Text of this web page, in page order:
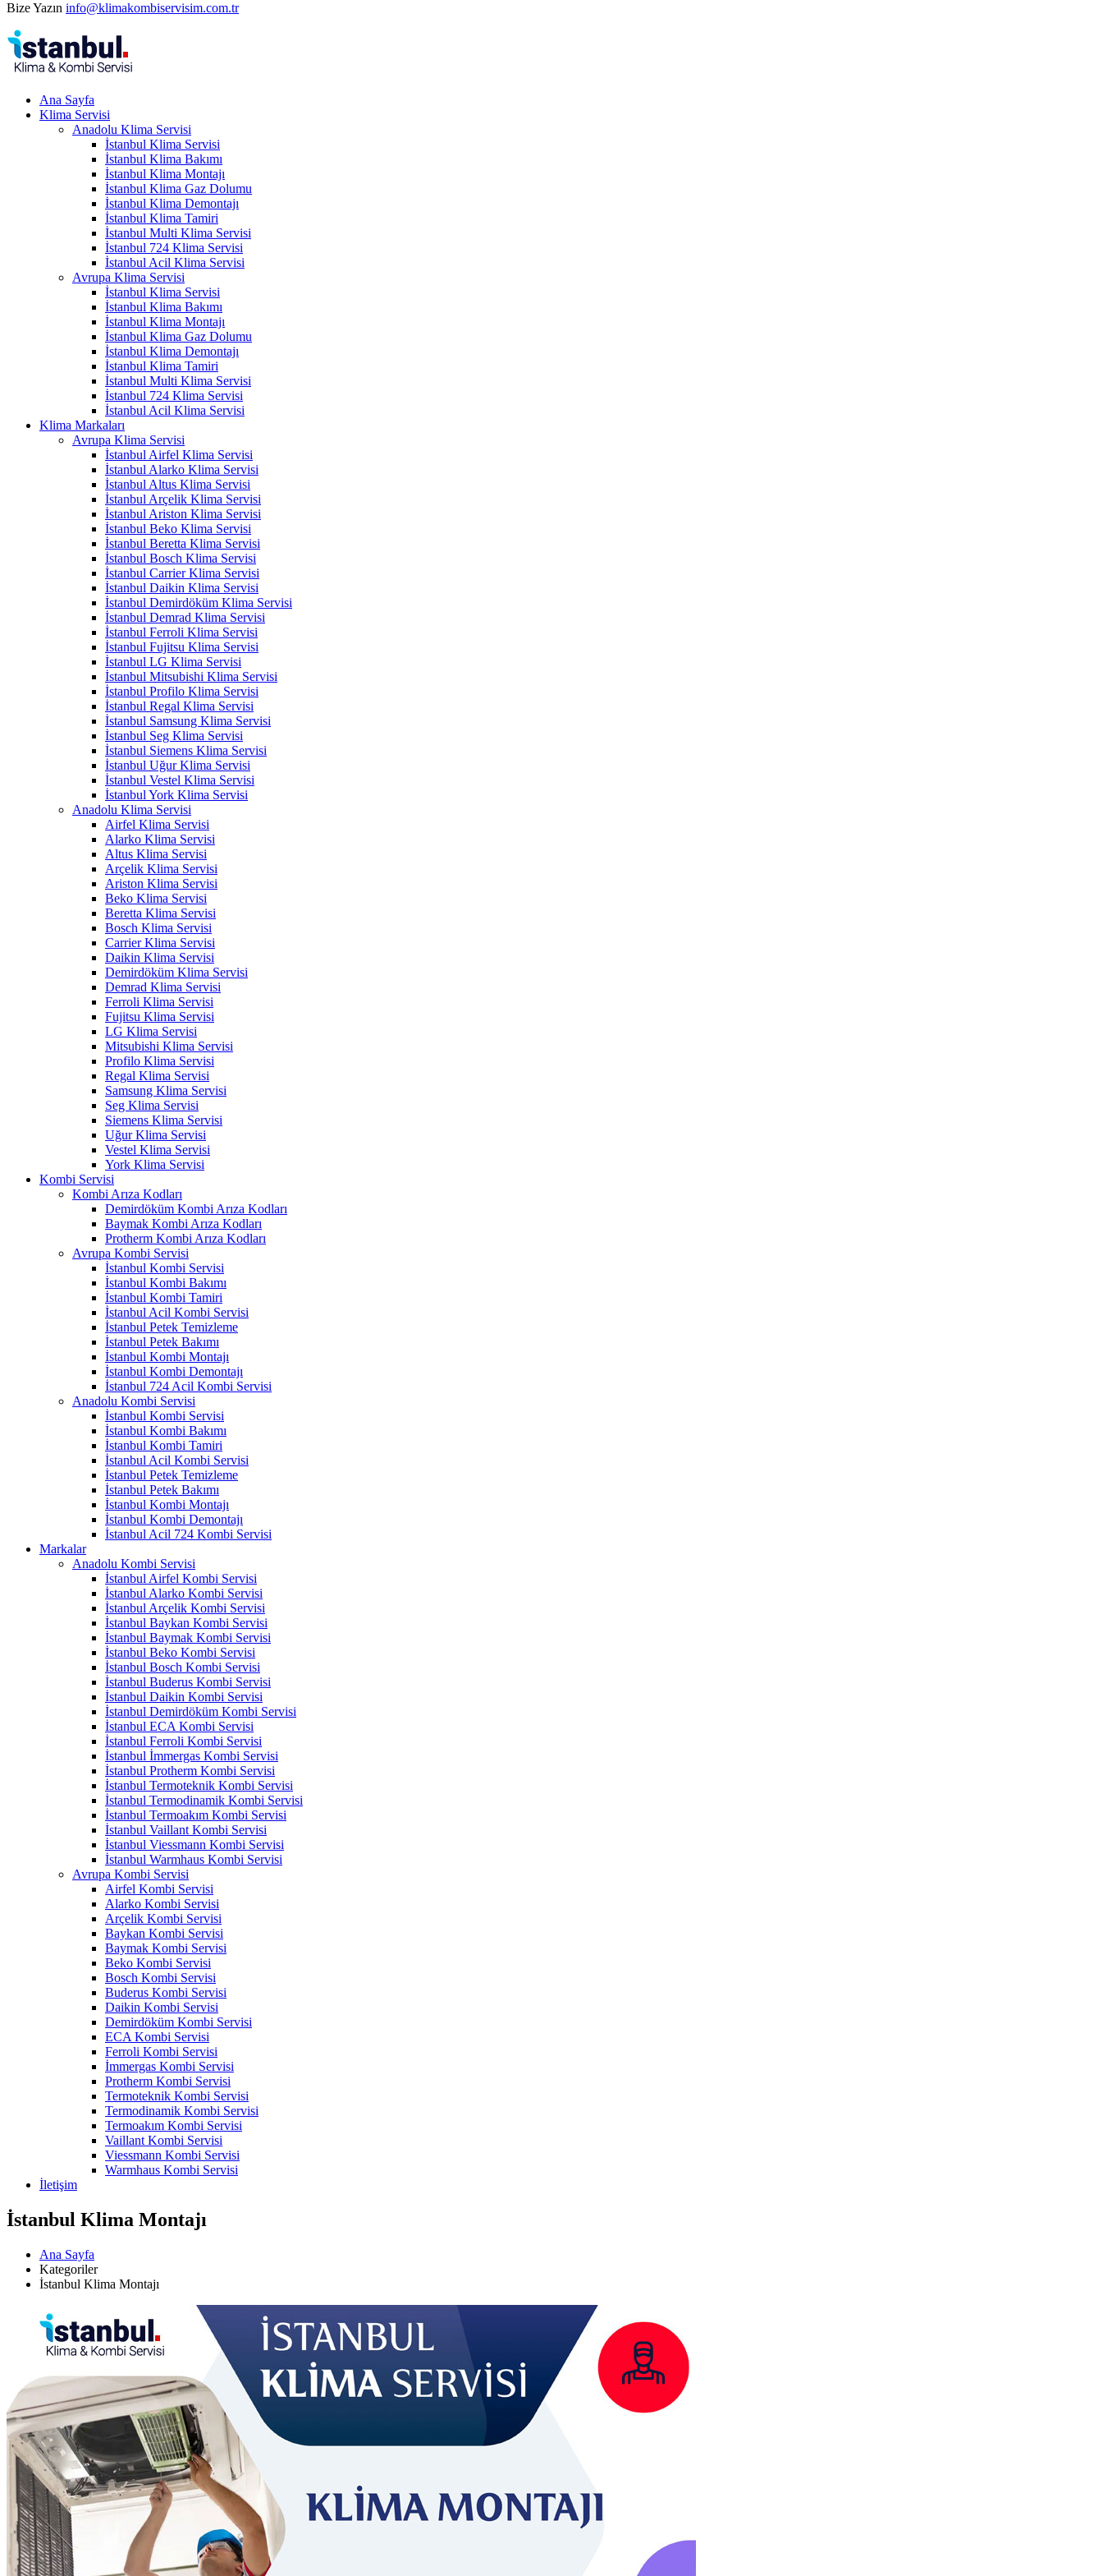
Bize Yazın info@klimakombiservisim.com.tr
Ana Sayfa
Klima Servisi
Anadolu Klima Servisi
İstanbul Klima Servisi
İstanbul Klima Bakımı
İstanbul Klima Montajı
İstanbul Klima Gaz Dolumu
İstanbul Klima Demontajı
İstanbul Klima Tamiri
İstanbul Multi Klima Servisi
İstanbul 724 Klima Servisi
İstanbul Acil Klima Servisi
Avrupa Klima Servisi
İstanbul Klima Servisi
İstanbul Klima Bakımı
İstanbul Klima Montajı
İstanbul Klima Gaz Dolumu
İstanbul Klima Demontajı
İstanbul Klima Tamiri
İstanbul Multi Klima Servisi
İstanbul 724 Klima Servisi
İstanbul Acil Klima Servisi
Klima Markaları
Avrupa Klima Servisi
İstanbul Airfel Klima Servisi
İstanbul Alarko Klima Servisi
İstanbul Altus Klima Servisi
İstanbul Arçelik Klima Servisi
İstanbul Ariston Klima Servisi
İstanbul Beko Klima Servisi
İstanbul Beretta Klima Servisi
İstanbul Bosch Klima Servisi
İstanbul Carrier Klima Servisi
İstanbul Daikin Klima Servisi
İstanbul Demirdöküm Klima Servisi
İstanbul Demrad Klima Servisi
İstanbul Ferroli Klima Servisi
İstanbul Fujitsu Klima Servisi
İstanbul LG Klima Servisi
İstanbul Mitsubishi Klima Servisi
İstanbul Profilo Klima Servisi
İstanbul Regal Klima Servisi
İstanbul Samsung Klima Servisi
İstanbul Seg Klima Servisi
İstanbul Siemens Klima Servisi
İstanbul Uğur Klima Servisi
İstanbul Vestel Klima Servisi
İstanbul York Klima Servisi
Anadolu Klima Servisi
Airfel Klima Servisi
Alarko Klima Servisi
Altus Klima Servisi
Arçelik Klima Servisi
Ariston Klima Servisi
Beko Klima Servisi
Beretta Klima Servisi
Bosch Klima Servisi
Carrier Klima Servisi
Daikin Klima Servisi
Demirdöküm Klima Servisi
Demrad Klima Servisi
Ferroli Klima Servisi
Fujitsu Klima Servisi
LG Klima Servisi
Mitsubishi Klima Servisi
Profilo Klima Servisi
Regal Klima Servisi
Samsung Klima Servisi
Seg Klima Servisi
Siemens Klima Servisi
Uğur Klima Servisi
Vestel Klima Servisi
York Klima Servisi
Kombi Servisi
Kombi Arıza Kodları
Demirdöküm Kombi Arıza Kodları
Baymak Kombi Arıza Kodları
Protherm Kombi Arıza Kodları
Avrupa Kombi Servisi
İstanbul Kombi Servisi
İstanbul Kombi Bakımı
İstanbul Kombi Tamiri
İstanbul Acil Kombi Servisi
İstanbul Petek Temizleme
İstanbul Petek Bakımı
İstanbul Kombi Montajı
İstanbul Kombi Demontajı
İstanbul 724 Acil Kombi Servisi
Anadolu Kombi Servisi
İstanbul Kombi Servisi
İstanbul Kombi Bakımı
İstanbul Kombi Tamiri
İstanbul Acil Kombi Servisi
İstanbul Petek Temizleme
İstanbul Petek Bakımı
İstanbul Kombi Montajı
İstanbul Kombi Demontajı
İstanbul Acil 724 Kombi Servisi
Markalar
Anadolu Kombi Servisi
İstanbul Airfel Kombi Servisi
İstanbul Alarko Kombi Servisi
İstanbul Arçelik Kombi Servisi
İstanbul Baykan Kombi Servisi
İstanbul Baymak Kombi Servisi
İstanbul Beko Kombi Servisi
İstanbul Bosch Kombi Servisi
İstanbul Buderus Kombi Servisi
İstanbul Daikin Kombi Servisi
İstanbul Demirdöküm Kombi Servisi
İstanbul ECA Kombi Servisi
İstanbul Ferroli Kombi Servisi
İstanbul İmmergas Kombi Servisi
İstanbul Protherm Kombi Servisi
İstanbul Termoteknik Kombi Servisi
İstanbul Termodinamik Kombi Servisi
İstanbul Termoakım Kombi Servisi
İstanbul Vaillant Kombi Servisi
İstanbul Viessmann Kombi Servisi
İstanbul Warmhaus Kombi Servisi
Avrupa Kombi Servisi
Airfel Kombi Servisi
Alarko Kombi Servisi
Arçelik Kombi Servisi
Baykan Kombi Servisi
Baymak Kombi Servisi
Beko Kombi Servisi
Bosch Kombi Servisi
Buderus Kombi Servisi
Daikin Kombi Servisi
Demirdöküm Kombi Servisi
ECA Kombi Servisi
Ferroli Kombi Servisi
İmmergas Kombi Servisi
Protherm Kombi Servisi
Termoteknik Kombi Servisi
Termodinamik Kombi Servisi
Termoakım Kombi Servisi
Vaillant Kombi Servisi
Viessmann Kombi Servisi
Warmhaus Kombi Servisi
İletişim
İstanbul Klima Montajı
Ana Sayfa
Kategoriler
İstanbul Klima Montajı